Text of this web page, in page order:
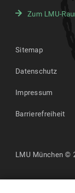
Zum LMU-
Sitemap
Datenschutz
Impressum
Barrierefreiheit
LMU München ©